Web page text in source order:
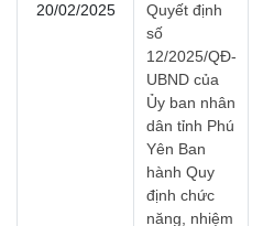
20/02/2025
Quyết định
số
12/2025/QĐ-
UBND của
Ủy ban nhân
dân tỉnh Phú
Yên Ban
hành Quy
định chức
năng, nhiệm